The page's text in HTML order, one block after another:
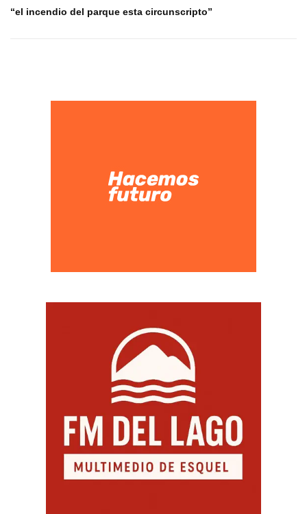
“el incendio del parque esta circunscripto”